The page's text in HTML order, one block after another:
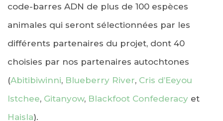
code-barres ADN de plus de 100 espèces
animales qui seront sélectionnées par les
différents partenaires du projet, dont 40
choisies par nos partenaires autochtones
(Abitibiwinni, Blueberry River, Cris d’Eeyou
Istchee, Gitanyow, Blackfoot Confederacy et
Haisla).